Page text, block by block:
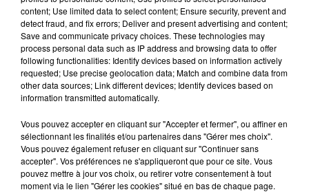
TECHNICA
0:00 2 min 36 sec
1er juillet 2026 - 2 min 36 sec
ROULE MA POULE 01/07/2026
JESSICA D'EPINAL REMPORTE UNE PLATINE VINYLE
TECHNICA
content; Use limited data to select content; Ensure security, prevent and
detect fraud, and fix errors; Deliver and present advertising and content;
Save and communicate privacy choices. These technologies may
process personal data such as IP address and browsing data to offer
following functionalities: Identify devices based on information actively
requested; Use precise geolocation data; Match and combine data from
other data sources; Link different devices; Identify devices based on
information transmitted automatically.
Vous pouvez accepter en cliquant sur "Accepter et fermer", ou affiner en
sélectionnant les finalités et/ou partenaires dans "Gérer mes choix".
Vous pouvez également refuser en cliquant sur "Continuer sans
accepter". Vos préférences ne s'appliqueront que pour ce site. Vous
pouvez mettre à jour vos choix, ou retirer votre consentement à tout
moment via le lien "Gérer les cookies" situé en bas de chaque page.